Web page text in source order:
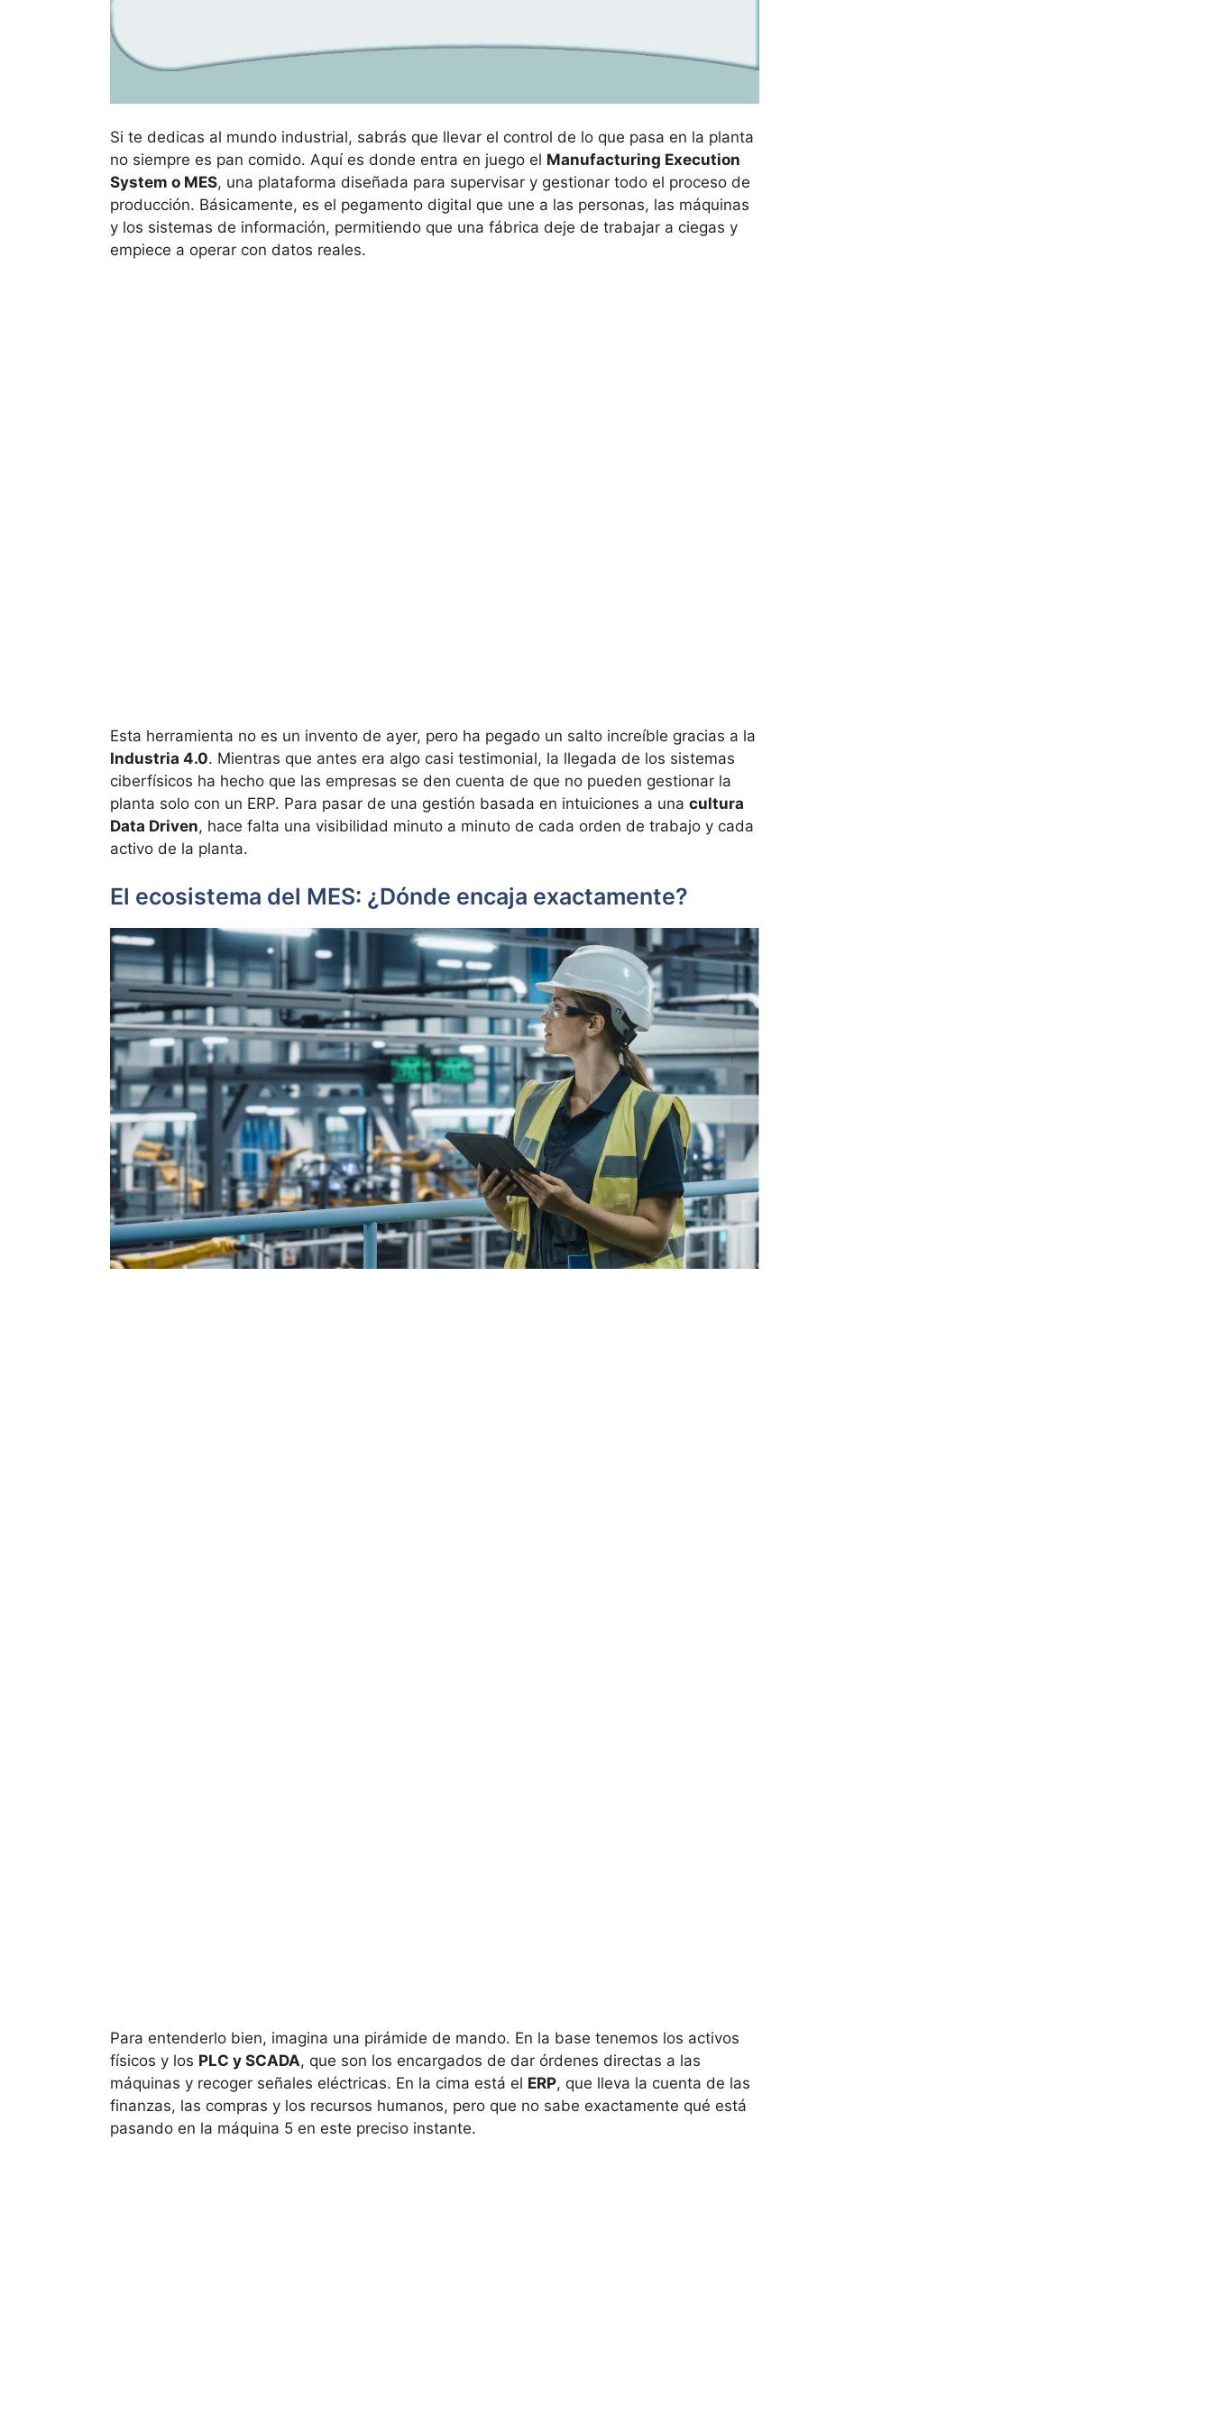
Si te dedicas al mundo industrial, sabrás que llevar el control de lo que pasa en la planta
no siempre es pan comido. Aquí es donde entra en juego el Manufacturing Execution
System o MES, una plataforma diseñada para supervisar y gestionar todo el proceso de
producción. Básicamente, es el pegamento digital que une a las personas, las máquinas
y los sistemas de información, permitiendo que una fábrica deje de trabajar a ciegas y
empiece a operar con datos reales.
Esta herramienta no es un invento de ayer, pero ha pegado un salto increíble gracias a la
Industria 4.0. Mientras que antes era algo casi testimonial, la llegada de los sistemas
ciberfísicos ha hecho que las empresas se den cuenta de que no pueden gestionar la
planta solo con un ERP. Para pasar de una gestión basada en intuiciones a una cultura
Data Driven, hace falta una visibilidad minuto a minuto de cada orden de trabajo y cada
activo de la planta.
El ecosistema del MES: ¿Dónde encaja exactamente?
Para entenderlo bien, imagina una pirámide de mando. En la base tenemos los activos
físicos y los PLC y SCADA, que son los encargados de dar órdenes directas a las
máquinas y recoger señales eléctricas. En la cima está el ERP, que lleva la cuenta de las
finanzas, las compras y los recursos humanos, pero que no sabe exactamente qué está
pasando en la máquina 5 en este preciso instante.